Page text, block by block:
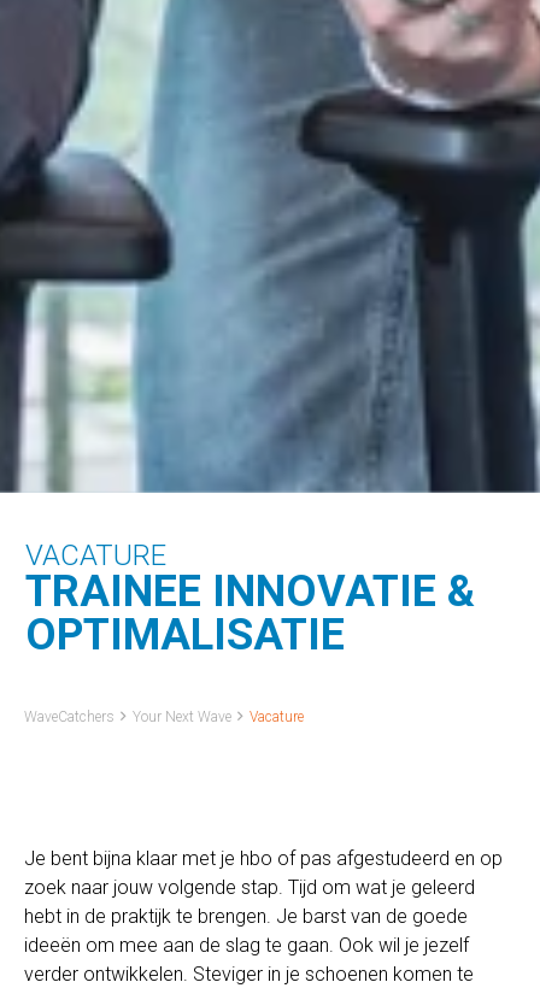
VACATURE
TRAINEE INNOVATIE &
OPTIMALISATIE
WaveCatchers Your Next Wave Vacature
Je bent bijna klaar met je hbo of pas afgestudeerd en op
zoek naar jouw volgende stap. Tijd om wat je geleerd
hebt in de praktijk te brengen. Je barst van de goede
ideeën om mee aan de slag te gaan. Ook wil je jezelf
verder ontwikkelen. Steviger in je schoenen komen te